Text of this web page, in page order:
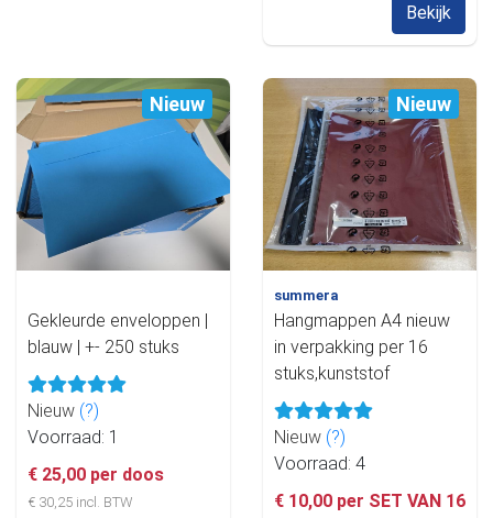
Bekijk
Nieuw
Gekleurde enveloppen |
blauw | +- 250 stuks
Nieuw (?)
Voorraad: 1
€ 25,00 per doos
€ 30,25 incl. BTW
Nieuw
summera
Hangmappen A4 nieuw
in verpakking per 16
stuks,kunststof
Nieuw (?)
Voorraad: 4
€ 10,00 per SET VAN 16